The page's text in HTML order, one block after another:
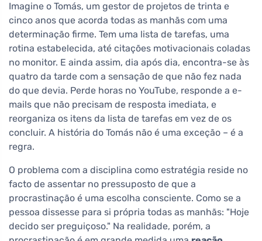
Imagine o Tomás, um gestor de projetos de trinta e
cinco anos que acorda todas as manhãs com uma
determinação firme. Tem uma lista de tarefas, uma
rotina estabelecida, até citações motivacionais coladas
no monitor. E ainda assim, dia após dia, encontra-se às
quatro da tarde com a sensação de que não fez nada
do que devia. Perde horas no YouTube, responde a e-
mails que não precisam de resposta imediata, e
reorganiza os itens da lista de tarefas em vez de os
concluir. A história do Tomás não é uma exceção – é a
regra.
O problema com a disciplina como estratégia reside no
facto de assentar no pressuposto de que a
procrastinação é uma escolha consciente. Como se a
pessoa dissesse para si própria todas as manhãs: "Hoje
decido ser preguiçoso." Na realidade, porém, a